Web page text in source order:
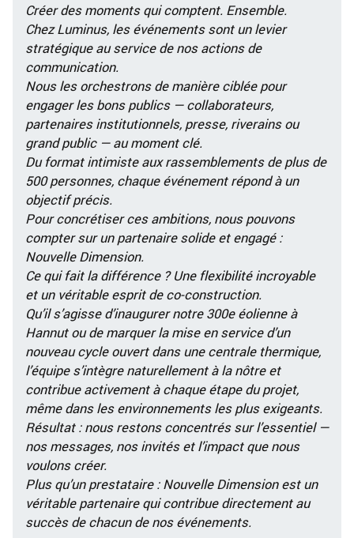
Créer des moments qui comptent. Ensemble.
Chez Luminus, les événements sont un levier
stratégique au service de nos actions de
communication.
Nous les orchestrons de manière ciblée pour
engager les bons publics — collaborateurs,
partenaires institutionnels, presse, riverains ou
grand public — au moment clé.
Du format intimiste aux rassemblements de plus de
500 personnes, chaque événement répond à un
objectif précis.
Pour concrétiser ces ambitions, nous pouvons
compter sur un partenaire solide et engagé :
Nouvelle Dimension.
Ce qui fait la différence ? Une flexibilité incroyable
et un véritable esprit de co-construction.
Qu’il s’agisse d’inaugurer notre 300e éolienne à
Hannut ou de marquer la mise en service d’un
nouveau cycle ouvert dans une centrale thermique,
l’équipe s’intègre naturellement à la nôtre et
contribue activement à chaque étape du projet,
même dans les environnements les plus exigeants.
Résultat : nous restons concentrés sur l’essentiel —
nos messages, nos invités et l’impact que nous
voulons créer.
Plus qu’un prestataire : Nouvelle Dimension est un
véritable partenaire qui contribue directement au
succès de chacun de nos événements.